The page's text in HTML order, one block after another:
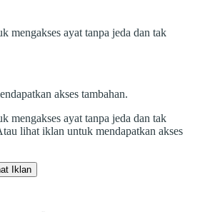
mengakses ayat tanpa jeda dan tak
akses tambahan.
mengakses ayat tanpa jeda dan tak
lihat iklan untuk mendapatkan akses
Iklan